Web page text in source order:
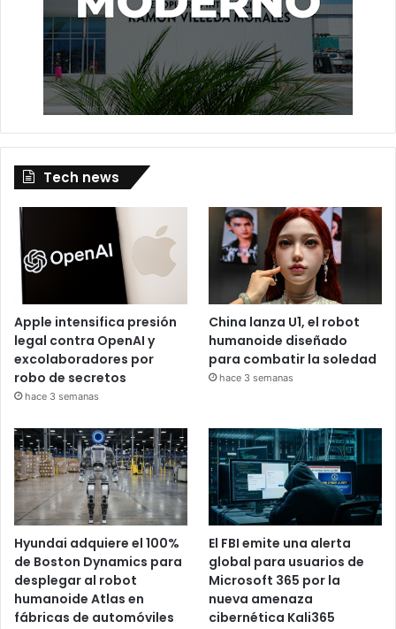
Tech news
Apple intensifica presión
legal contra OpenAI y
excolaboradores por
robo de secretos
hace 3 semanas
China lanza U1, el robot
humanoide diseñado
para combatir la soledad
hace 3 semanas
Hyundai adquiere el 100%
de Boston Dynamics para
desplegar al robot
humanoide Atlas en
fábricas de automóviles
El FBI emite una alerta
global para usuarios de
Microsoft 365 por la
nueva amenaza
cibernética Kali365